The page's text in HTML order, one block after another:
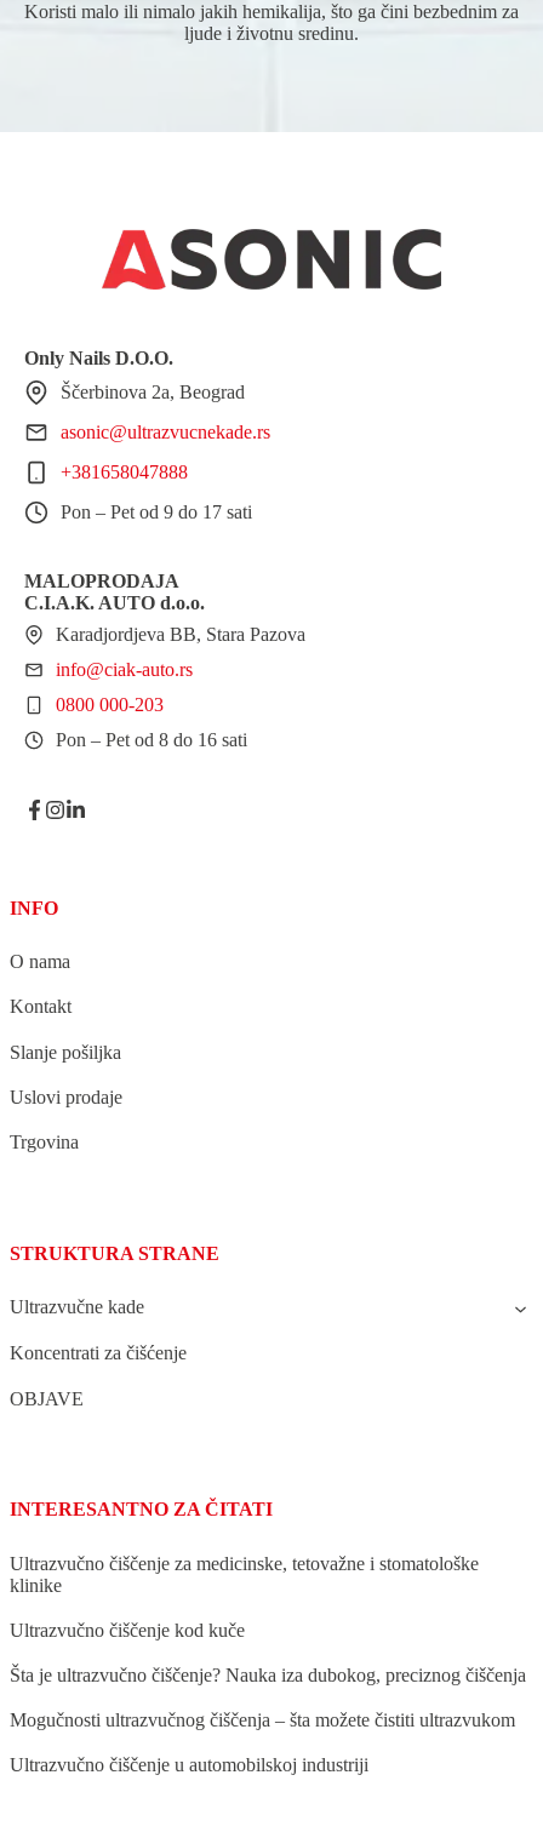
Koristi malo ili nimalo jakih hemikalija, što ga čini bezbednim za
ljude i životnu sredinu.
Only Nails D.O.O.
Ščerbinova 2a, Beograd
asonic@ultrazvucnekade.rs
+381658047888
Pon – Pet od 9 do 17 sati
MALOPRODAJA
C.I.A.K. AUTO d.o.o.
Karadjordjeva BB, Stara Pazova
info@ciak-auto.rs
0800 000-203
Pon – Pet od 8 do 16 sati
INFO
O nama
Kontakt
Slanje pošiljka
Uslovi prodaje
Trgovina
STRUKTURA STRANE
Ultrazvučne kade
Koncentrati za čišćenje
OBJAVE
INTERESANTNO ZA ČITATI
Ultrazvučno čiščenje za medicinske, tetovažne i stomatološke
klinike
Ultrazvučno čiščenje kod kuče
Šta јe ultrazvučno čiščenje? Nauka iza dubokog, preciznog čiščenja
Mogučnosti ultrazvučnog čiščenja – šta možete čistiti ultrazvukom
Ultrazvučno čiščenje u automobilskoј industriјi